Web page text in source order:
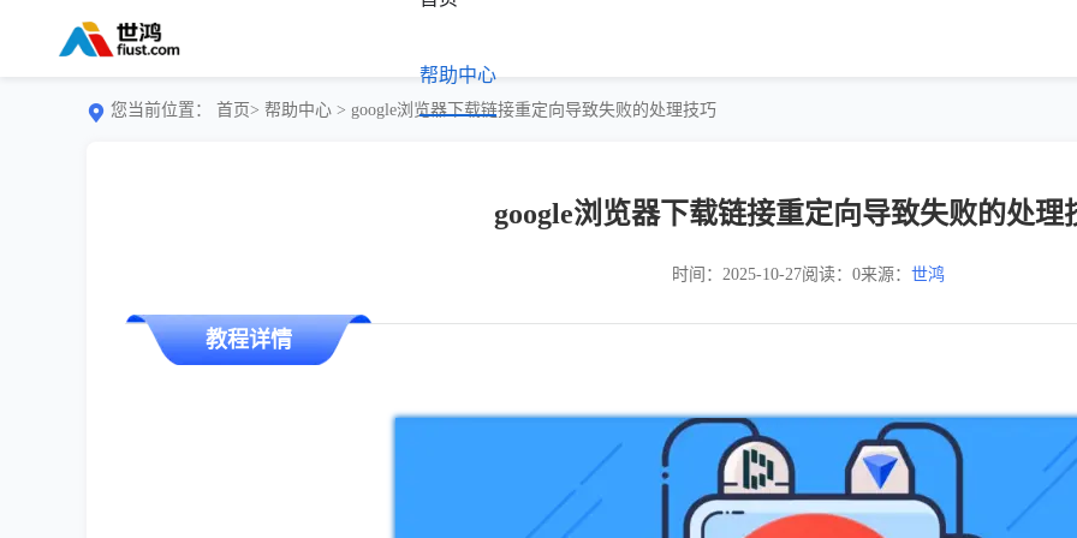
帮助中心
您当前位置： 首页> 帮助中心 > google浏览器下载链接重定向导致失败的处理技巧
google浏览器下载链接重定向导致失败的处理
时间：2025-10-27阅读：0来源： 世鸿
教程详情